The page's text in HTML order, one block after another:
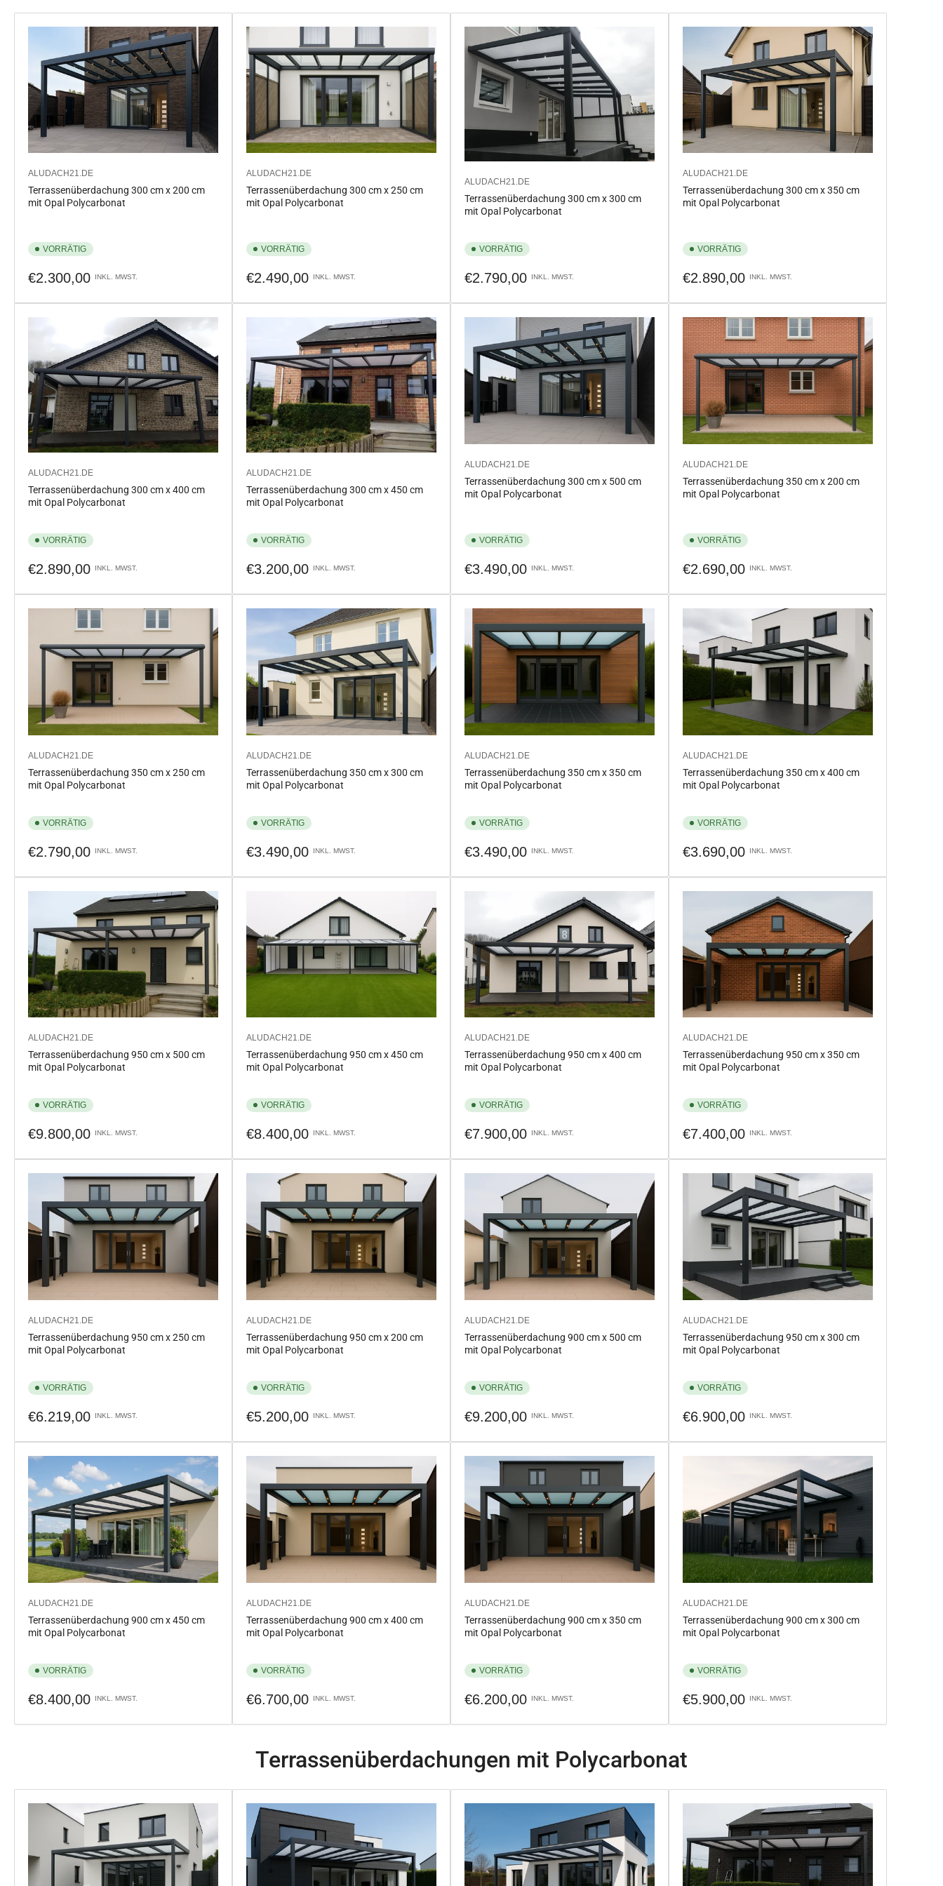
ALUDACH21.DE
Terrassenüberdachung 300 cm x 200 cm
mit Opal Polycarbonat
VORRÄTIG
Normaler
€2.300,00 INKL. MWST.
ALUDACH21.DE
Terrassenüberdachung 300 cm x 250 cm
mit Opal Polycarbonat
VORRÄTIG
Normaler
€2.490,00 INKL. MWST.
ALUDACH21.DE
Terrassenüberdachung 300 cm x 300 cm
mit Opal Polycarbonat
VORRÄTIG
Normaler
€2.790,00 INKL. MWST.
ALUDACH21.DE
Terrassenüberdachung 300 cm x 350 cm
mit Opal Polycarbonat
VORRÄTIG
Normaler
€2.890,00 INKL. MWST.
ALUDACH21.DE
Terrassenüberdachung 300 cm x 400 cm
mit Opal Polycarbonat
VORRÄTIG
Normaler
€2.890,00 INKL. MWST.
ALUDACH21.DE
Terrassenüberdachung 300 cm x 450 cm
mit Opal Polycarbonat
VORRÄTIG
Normaler
€3.200,00 INKL. MWST.
ALUDACH21.DE
Terrassenüberdachung 300 cm x 500 cm
mit Opal Polycarbonat
VORRÄTIG
Normaler
€3.490,00 INKL. MWST.
ALUDACH21.DE
Terrassenüberdachung 350 cm x 200 cm
mit Opal Polycarbonat
VORRÄTIG
Normaler
€2.690,00 INKL. MWST.
ALUDACH21.DE
Terrassenüberdachung 350 cm x 250 cm
mit Opal Polycarbonat
VORRÄTIG
Normaler
€2.790,00 INKL. MWST.
ALUDACH21.DE
Terrassenüberdachung 350 cm x 300 cm
mit Opal Polycarbonat
VORRÄTIG
Normaler
€3.490,00 INKL. MWST.
ALUDACH21.DE
Terrassenüberdachung 350 cm x 350 cm
mit Opal Polycarbonat
VORRÄTIG
Normaler
€3.490,00 INKL. MWST.
ALUDACH21.DE
Terrassenüberdachung 350 cm x 400 cm
mit Opal Polycarbonat
VORRÄTIG
Normaler
€3.690,00 INKL. MWST.
ALUDACH21.DE
Terrassenüberdachung 950 cm x 500 cm
mit Opal Polycarbonat
VORRÄTIG
Normaler
€9.800,00 INKL. MWST.
ALUDACH21.DE
Terrassenüberdachung 950 cm x 450 cm
mit Opal Polycarbonat
VORRÄTIG
Normaler
€8.400,00 INKL. MWST.
ALUDACH21.DE
Terrassenüberdachung 950 cm x 400 cm
mit Opal Polycarbonat
VORRÄTIG
Normaler
€7.900,00 INKL. MWST.
ALUDACH21.DE
Terrassenüberdachung 950 cm x 350 cm
mit Opal Polycarbonat
VORRÄTIG
Normaler
€7.400,00 INKL. MWST.
ALUDACH21.DE
Terrassenüberdachung 950 cm x 250 cm
mit Opal Polycarbonat
VORRÄTIG
Normaler
€6.219,00 INKL. MWST.
ALUDACH21.DE
Terrassenüberdachung 950 cm x 200 cm
mit Opal Polycarbonat
VORRÄTIG
Normaler
€5.200,00 INKL. MWST.
ALUDACH21.DE
Terrassenüberdachung 900 cm x 500 cm
mit Opal Polycarbonat
VORRÄTIG
Normaler
€9.200,00 INKL. MWST.
ALUDACH21.DE
Terrassenüberdachung 950 cm x 300 cm
mit Opal Polycarbonat
VORRÄTIG
Normaler
€6.900,00 INKL. MWST.
ALUDACH21.DE
Terrassenüberdachung 900 cm x 450 cm
mit Opal Polycarbonat
VORRÄTIG
Normaler
€8.400,00 INKL. MWST.
ALUDACH21.DE
Terrassenüberdachung 900 cm x 400 cm
mit Opal Polycarbonat
VORRÄTIG
Normaler
€6.700,00 INKL. MWST.
ALUDACH21.DE
Terrassenüberdachung 900 cm x 350 cm
mit Opal Polycarbonat
VORRÄTIG
Normaler
€6.200,00 INKL. MWST.
ALUDACH21.DE
Terrassenüberdachung 900 cm x 300 cm
mit Opal Polycarbonat
VORRÄTIG
Normaler
€5.900,00 INKL. MWST.
Terrassenüberdachungen mit Polycarbonat